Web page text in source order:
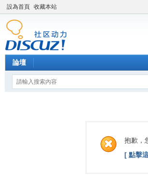
設為首頁 收藏本站
論壇
抱歉，
[ 點擊